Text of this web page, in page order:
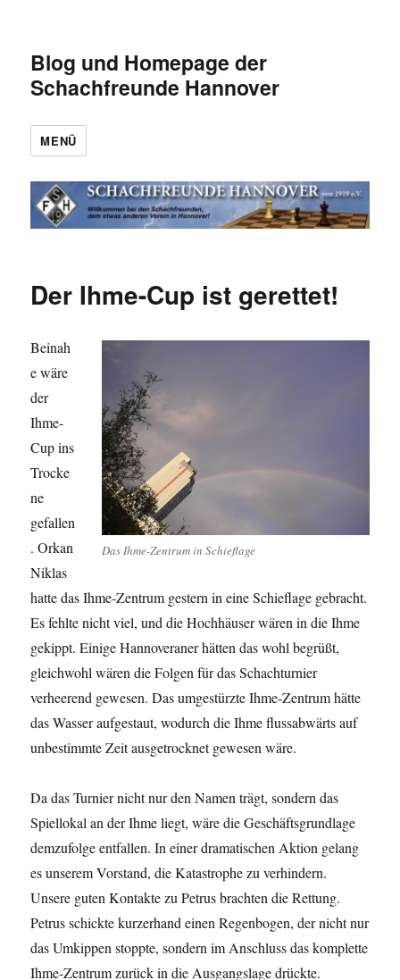
Blog und Homepage der
Schachfreunde Hannover
MENÜ
Der Ihme-Cup ist gerettet!
Das Ihme-Zentrum in Schieflage
Beinah
e wäre
der
Ihme-
Cup ins
Trocke
ne
gefallen
. Orkan
Niklas
hatte das Ihme-Zentrum gestern in eine Schieflage gebracht.
Es fehlte nicht viel, und die Hochhäuser wären in die Ihme
gekippt. Einige Hannoveraner hätten das wohl begrüßt,
gleichwohl wären die Folgen für das Schachturnier
verheerend gewesen. Das umgestürzte Ihme-Zentrum hätte
das Wasser aufgestaut, wodurch die Ihme flussabwärts auf
unbestimmte Zeit ausgetrocknet gewesen wäre.
Da das Turnier nicht nur den Namen trägt, sondern das
Spiellokal an der Ihme liegt, wäre die Geschäftsgrundlage
demzufolge entfallen. In einer dramatischen Aktion gelang
es unserem Vorstand, die Katastrophe zu verhindern.
Unsere guten Kontakte zu Petrus brachten die Rettung.
Petrus schickte kurzerhand einen Regenbogen, der nicht nur
das Umkippen stoppte, sondern im Anschluss das komplette
Ihme-Zentrum zurück in die Ausgangslage drückte.